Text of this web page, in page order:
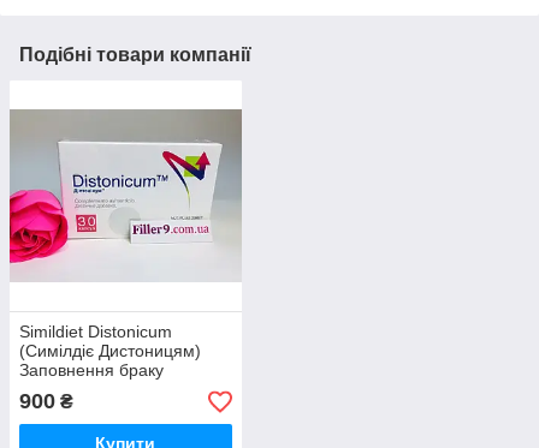
Подібні товари компанії
Simildiet Distonicum
(Симілдіє Дистоницям)
Заповнення браку
вітамінів і заліза 30 капсул
900 ₴
Купити